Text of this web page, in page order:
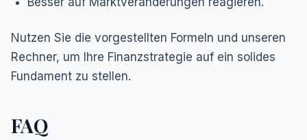
Nutzen Sie die vorgestellten Formeln und unseren
Rechner, um Ihre Finanzstrategie auf ein solides
Fundament zu stellen.
FAQ